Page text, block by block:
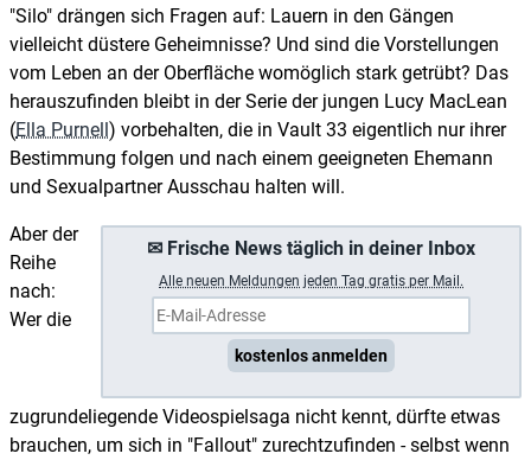
"Silo" drängen sich Fragen auf: Lauern in den Gängen
vielleicht düstere Geheimnisse? Und sind die Vorstellungen
vom Leben an der Oberfläche womöglich stark getrübt? Das
herauszufinden bleibt in der Serie der jungen Lucy MacLean
(Ella Purnell) vorbehalten, die in Vault 33 eigentlich nur ihrer
Bestimmung folgen und nach einem geeigneten Ehemann
und Sexualpartner Ausschau halten will.
✉ Frische News täglich in deiner Inbox
Alle neuen Meldungen jeden Tag gratis per Mail.
kostenlos anmelden
Aber der
Reihe
nach:
Wer die
zugrundeliegende Videospielsaga nicht kennt, dürfte etwas
brauchen, um sich in "Fallout" zurechtzufinden - selbst wenn